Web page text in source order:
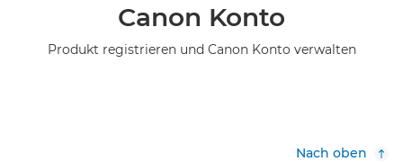
Canon Konto
Produkt registrieren und Canon Konto verwalten
Nach oben